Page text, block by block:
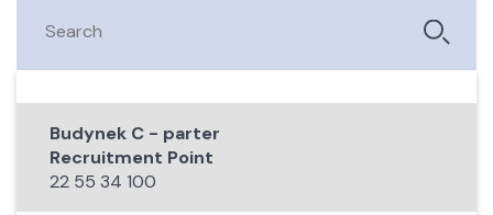
Budynek C - parter
Recruitment Point
22 55 34 100